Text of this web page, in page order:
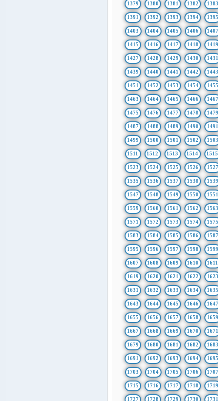
1379 1380 1381 1382 1383
1391 1392 1393 1394 1395
1403 1404 1405 1406
1415 1416 1417 1418 1419
1427 1428 1429 1430 1431
1439 1440 1441 1442 1443
1451 1452 1453 1454 1455
1463 1464 1465 1466 1467
1475 1476 1477 1478 1479
1487 1488 1489 1490 1491
1499 1500 1501 1502 1503
1511 1512 1513 1514 1515
1523 1524 1525 1526 1527
1535 1536 1537 1538 1539
1547 1548 1549 1550 1551
1559 1560 1561 1562 1563
1571 1572 1573 1574 1575
1583 1584 1585 1586 1587
1595 1596 1597 1598 1599
1607 1608 1609 1610 1611
1619 1620 1621 1622 1623
1631 1632 1633 1634 1635
1643 1644 1645 1646 1647
1655 1656 1657 1658 1659
1667 1668 1669 1670 1671
1679 1680 1681 1682 1683
1691 1692 1693 1694 1695
1703 1704 1705 1706
1715 1716 1717 1718 1719
1727 1728 1729 1730 1731